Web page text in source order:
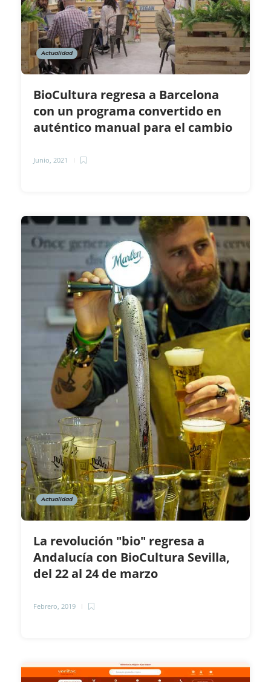
Actualidad
BioCultura regresa a Barcelona
con un programa convertido en
auténtico manual para el cambio
Junio, 2021
Actualidad
La revolución "bio" regresa a
Andalucía con BioCultura Sevilla,
del 22 al 24 de marzo
Febrero, 2019